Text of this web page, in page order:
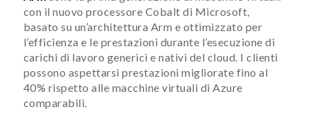
con il nuovo processore Cobalt di Microsoft,
basato su un’architettura Arm e ottimizzato per
l’efficienza e le prestazioni durante l’esecuzione di
carichi di lavoro generici e nativi del cloud. I clienti
possono aspettarsi prestazioni migliorate fino al
40% rispetto alle macchine virtuali di Azure
comparabili.